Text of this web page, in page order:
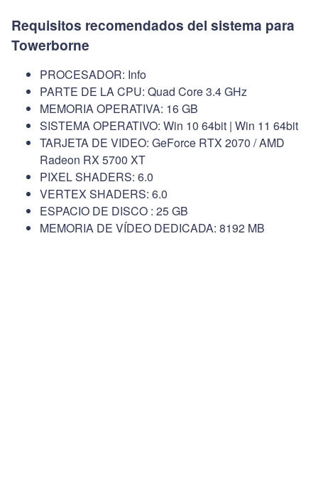
Requisitos recomendados del sistema para
Towerborne
PROCESADOR: Info
PARTE DE LA CPU: Quad Core 3.4 GHz
MEMORIA OPERATIVA: 16 GB
SISTEMA OPERATIVO: Win 10 64bit | Win 11 64bit
TARJETA DE VIDEO: GeForce RTX 2070 / AMD
Radeon RX 5700 XT
PIXEL SHADERS: 6.0
VERTEX SHADERS: 6.0
ESPACIO DE DISCO : 25 GB
MEMORIA DE VÍDEO DEDICADA: 8192 MB